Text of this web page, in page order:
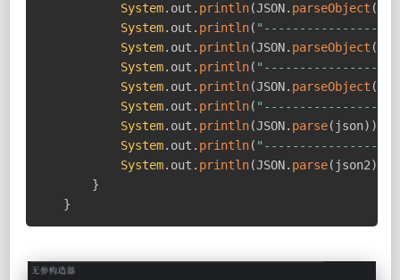
System. out . println(JSON. parseObject (
System. out . println(
System. out . println(JSON. parseObject (
System. out . println(
System. out . println(JSON. parseObject (
System. out . println(
System. out . println(JSON. parse( json) )
System. out . println(
System. out . println(JSON. parse( json2)
}
}